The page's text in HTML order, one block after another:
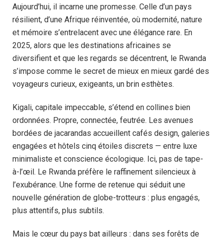
Aujourd’hui, il incarne une promesse. Celle d’un pays
résilient, d’une Afrique réinventée, où modernité, nature
et mémoire s’entrelacent avec une élégance rare. En
2025, alors que les destinations africaines se
diversifient et que les regards se décentrent, le Rwanda
s’impose comme le secret de mieux en mieux gardé des
voyageurs curieux, exigeants, un brin esthètes.
Kigali, capitale impeccable, s’étend en collines bien
ordonnées. Propre, connectée, feutrée. Les avenues
bordées de jacarandas accueillent cafés design, galeries
engagées et hôtels cinq étoiles discrets — entre luxe
minimaliste et conscience écologique. Ici, pas de tape-
à-l’œil. Le Rwanda préfère le raffinement silencieux à
l’exubérance. Une forme de retenue qui séduit une
nouvelle génération de globe-trotteurs : plus engagés,
plus attentifs, plus subtils.
Mais le cœur du pays bat ailleurs : dans ses forêts de